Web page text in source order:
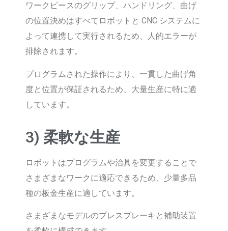
ワークピースのグリップ、ハンドリング、曲げ
の位置決めはすべてロボットと CNC システムに
よって連携して実行されるため、人的エラーが
排除されます。
プログラムされた操作により、一貫した曲げ角
度と位置が保証されるため、大量生産に特に適
しています。
3) 柔軟な生産
ロボットはプログラムや治具を変更することで
さまざまなワークに適応できるため、少量多品
種の板金生産に適しています。
さまざまなモデルのプレスブレーキと補助装置